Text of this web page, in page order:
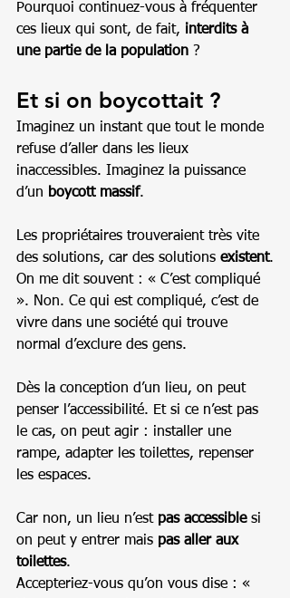
Pourquoi continuez-vous à fréquenter
ces lieux qui sont, de fait, interdits à
une partie de la population ?
Et si on boycottait ?
Imaginez un instant que tout le monde
refuse d’aller dans les lieux
inaccessibles. Imaginez la puissance
d’un boycott massif.
Les propriétaires trouveraient très vite
des solutions, car des solutions existent.
On me dit souvent : « C’est compliqué
». Non. Ce qui est compliqué, c’est de
vivre dans une société qui trouve
normal d’exclure des gens.
Dès la conception d’un lieu, on peut
penser l’accessibilité. Et si ce n’est pas
le cas, on peut agir : installer une
rampe, adapter les toilettes, repenser
les espaces.
Car non, un lieu n’est pas accessible si
on peut y entrer mais pas aller aux
toilettes.
Accepteriez-vous qu’on vous dise : «